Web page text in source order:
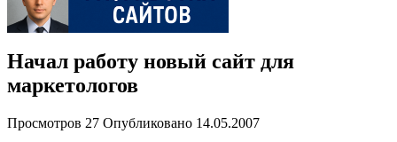
Начал работу новый сайт для
маркетологов
Просмотров 27 Опубликовано 14.05.2007